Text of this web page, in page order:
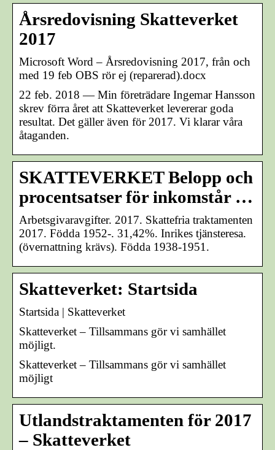
Årsredovisning Skatteverket
2017
Microsoft Word – Årsredovisning 2017, från och
med 19 feb OBS rör ej (reparerad).docx
22 feb. 2018 — Min företrädare Ingemar Hansson
skrev förra året att Skatteverket levererar goda
resultat. Det gäller även för 2017. Vi klarar våra
åtaganden.
SKATTEVERKET Belopp och
procentsatser för inkomstår …
Arbetsgivaravgifter. 2017. Skattefria traktamenten
2017. Födda 1952-. 31,42%. Inrikes tjänsteresa.
(övernattning krävs). Födda 1938-1951.
Skatteverket: Startsida
Startsida | Skatteverket
Skatteverket – Tillsammans gör vi samhället
möjligt.
Skatteverket – Tillsammans gör vi samhället
möjligt
Utlandstraktamenten för 2017
– Skatteverket